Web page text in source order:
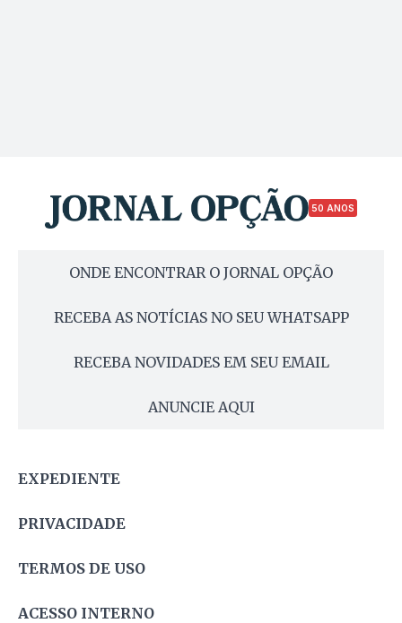
50 ANOS
ONDE ENCONTRAR O JORNAL OPÇÃO
RECEBA AS NOTÍCIAS NO SEU WHATSAPP
RECEBA NOVIDADES EM SEU EMAIL
ANUNCIE AQUI
EXPEDIENTE
PRIVACIDADE
TERMOS DE USO
ACESSO INTERNO